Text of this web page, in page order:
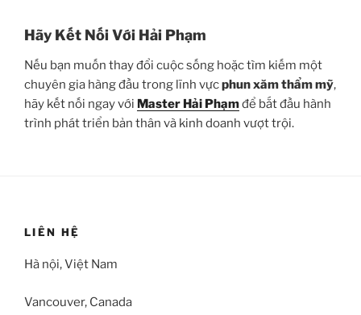
Hãy Kết Nối Với Hải Phạm
Nếu bạn muốn thay đổi cuộc sống hoặc tìm kiếm một
chuyên gia hàng đầu trong lĩnh vựcphun xăm thẩm mỹ,
hãy kết nối ngay với Master Hải Phạmđể bắt đầu hành
trình phát triển bản thân và kinh doanh vượt trội.
LIÊN HỆ
Hà nội, Việt Nam
Vancouver, Canada